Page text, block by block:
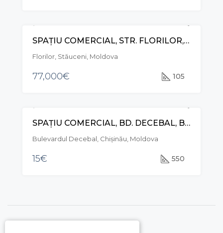
VÂNZARESPAȚIU COMERCIAL, STR. FLORILOR, STĂUCENI
Florilor, Stăuceni, Moldova
77,000€ 105
CHIRIESPAȚIU COMERCIAL, BD. DECEBAL, BOTANICA
Bulevardul Decebal, Chișinău, Moldova
15€ 550